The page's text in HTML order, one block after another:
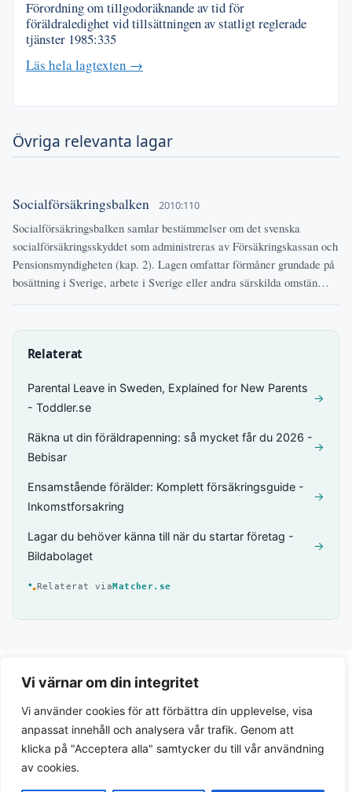
Vi värnar om din integritet
Vi använder cookies för att förbättra din upplevelse, visa
anpassat innehåll och analysera vår trafik. Genom att
klicka på "Acceptera alla" samtycker du till vår användning
av cookies.
Förordning om tillgodoräknande av tid för
föräldraledighet vid tillsättningen av statligt reglerade
tjänster 1985:335
Läs hela lagtexten →
Övriga relevanta lagar
Socialförsäkringsbalken 2010:110
Socialförsäkringsbalken samlar bestämmelser om det svenska
socialförsäkringsskyddet som administreras av Försäkringskassan och
Pensionsmyndigheten (kap. 2). Lagen omfattar förmåner grundade på
bosättning i Sverige, arbete i Sverige eller andra särskilda omstän…
Relaterat
Parental Leave in Sweden, Explained for New Parents
- Toddler.se
→
Räkna ut din föräldrapenning: så mycket får du 2026 -
Bebisar
→
Ensamstående förälder: Komplett försäkringsguide -
Inkomstforsakring
→
Lagar du behöver känna till när du startar företag -
Bildabolaget
→
Relaterat viaMatcher.se
Integritetspolicy